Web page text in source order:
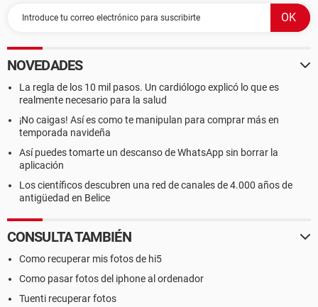
NOVEDADES
La regla de los 10 mil pasos. Un cardiólogo explicó lo que es
realmente necesario para la salud
¡No caigas! Así es como te manipulan para comprar más en
temporada navideña
Así puedes tomarte un descanso de WhatsApp sin borrar la
aplicación
Los científicos descubren una red de canales de 4.000 años de
antigüedad en Belice
CONSULTA TAMBIÉN
Como recuperar mis fotos de hi5
Como pasar fotos del iphone al ordenador
Tuenti recuperar fotos